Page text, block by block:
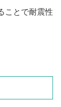
ことで耐震性